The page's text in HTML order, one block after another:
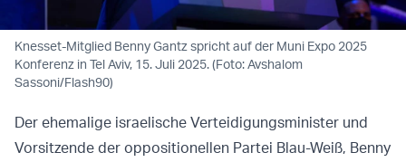
Knesset-Mitglied Benny Gantz spricht auf der Muni Expo 2025
Konferenz in Tel Aviv, 15. Juli 2025. (Foto: Avshalom
Sassoni/Flash90)
Der ehemalige israelische Verteidigungsminister und
Vorsitzende der oppositionellen Partei Blau-Weiß, Benny